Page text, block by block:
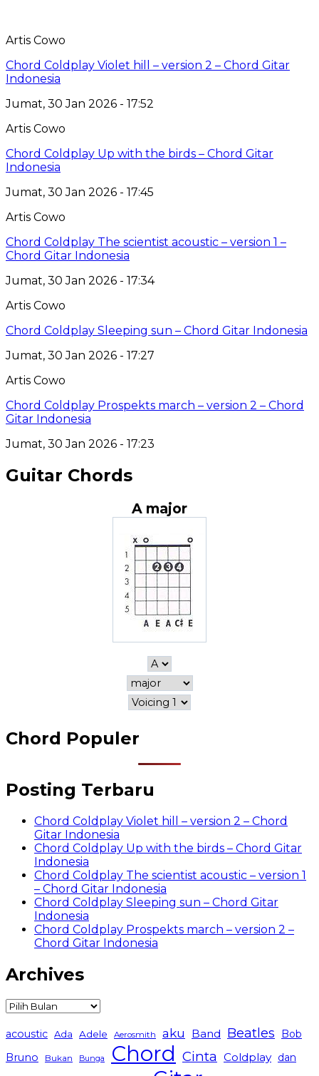
Artis Cowo
Chord Coldplay Violet hill – version 2 – Chord Gitar
Indonesia
Jumat, 30 Jan 2026 - 17:52
Artis Cowo
Chord Coldplay Up with the birds – Chord Gitar
Indonesia
Jumat, 30 Jan 2026 - 17:45
Artis Cowo
Chord Coldplay The scientist acoustic – version 1 –
Chord Gitar Indonesia
Jumat, 30 Jan 2026 - 17:34
Artis Cowo
Chord Coldplay Sleeping sun – Chord Gitar Indonesia
Jumat, 30 Jan 2026 - 17:27
Artis Cowo
Chord Coldplay Prospekts march – version 2 – Chord
Gitar Indonesia
Jumat, 30 Jan 2026 - 17:23
Guitar Chords
A major
Chord Populer
Posting Terbaru
Chord Coldplay Violet hill – version 2 – Chord
Gitar Indonesia
Chord Coldplay Up with the birds – Chord Gitar
Indonesia
Chord Coldplay The scientist acoustic – version 1
– Chord Gitar Indonesia
Chord Coldplay Sleeping sun – Chord Gitar
Indonesia
Chord Coldplay Prospekts march – version 2 –
Chord Gitar Indonesia
Archives
Archives
acoustic Ada Adele Aerosmith aku Band Beatles
Bob
Bruno
Bukan Bunga Chord Cinta Coldplay dan